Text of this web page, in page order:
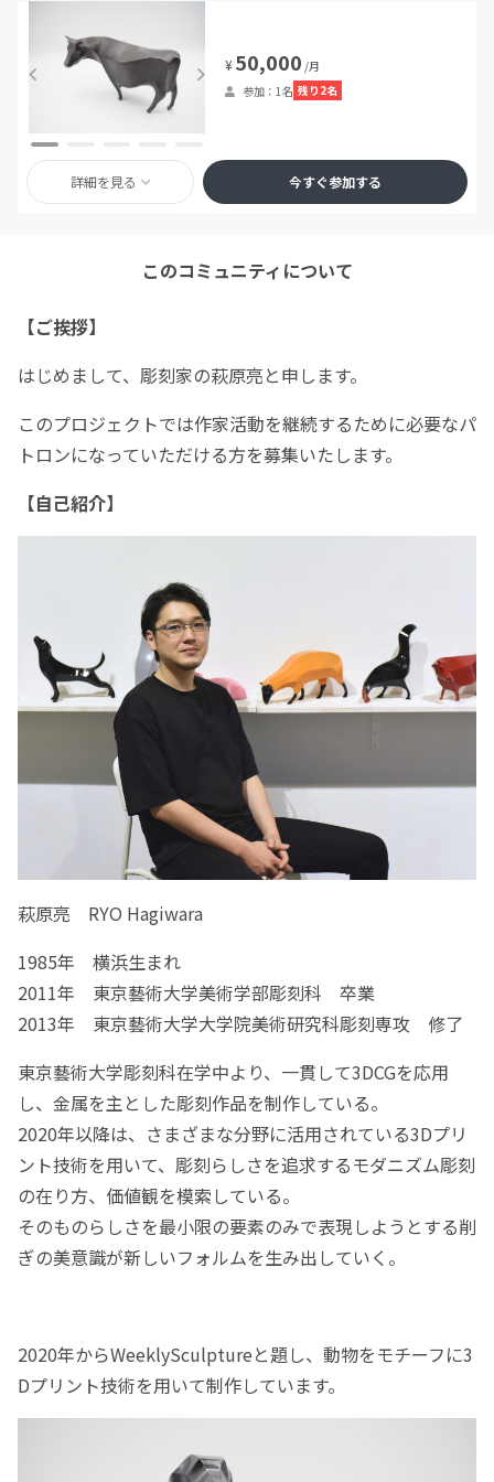
¥50,000 /月
参加：1名 残り2名
詳細を見る 今すぐ参加する
このコミュニティについて
【ご挨拶】
はじめまして、彫刻家の萩原亮と申します。
このプロジェクトでは作家活動を継続するために必要なパ
トロンになっていただける方を募集いたします。
【自己紹介】
萩原亮 RYO Hagiwara
1985年 横浜生まれ
2011年 東京藝術大学美術学部彫刻科 卒業
2013年 東京藝術大学大学院美術研究科彫刻専攻 修了
東京藝術大学彫刻科在学中より、一貫して3DCGを応用
し、金属を主とした彫刻作品を制作している。
2020年以降は、さまざまな分野に活用されている3Dプリ
ント技術を用いて、彫刻らしさを追求するモダニズム彫刻
の在り方、価値観を模索している。
そのものらしさを最小限の要素のみで表現しようとする削
ぎの美意識が新しいフォルムを生み出していく。
2020年からWeeklySculptureと題し、動物をモチーフに3
Dプリント技術を用いて制作しています。